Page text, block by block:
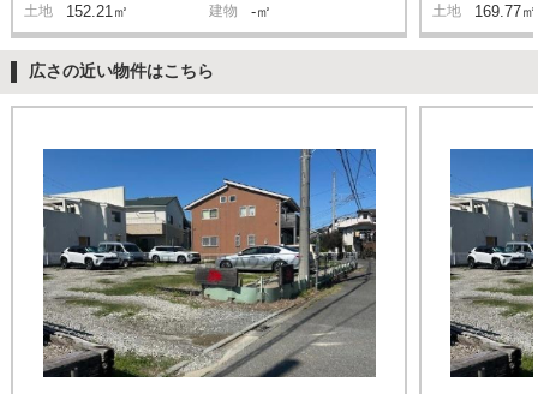
土地 152.21㎡ 建物 -㎡ 土地 169.77㎡
広さの近い物件はこちら